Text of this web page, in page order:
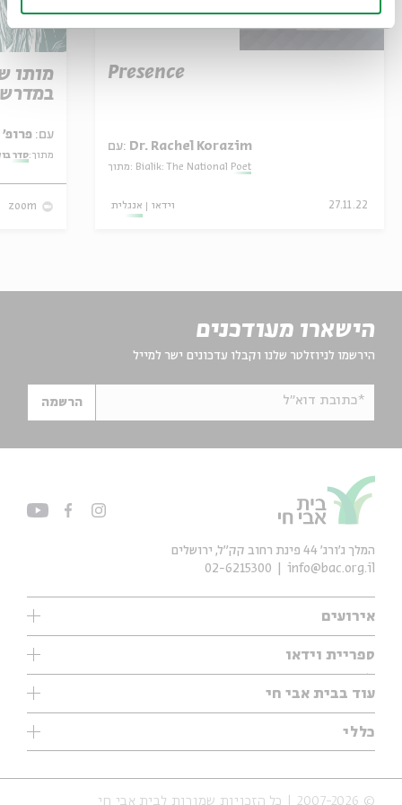
Presence
עם: Dr. Rachel Korazim
מתוך: Bialik: The National Poet
אנגלית וידאו 27.11.22
מותו
עם: פרופ' אביגדור שנאן
מתוך:סדר
zoom
הישארו מעודכנים
הירשמו לניוזלטר שלנו וקבלו עדכונים ישר למייל
*כתובת דוא"ל הרשמה
אירועים
עיון
אנגלית
נוער
סדרות
ספריית וידאו
ילדים
מוזיקה
עיון
מיוחדים
עוד בבית אבי חי
תערוכות
מיוחדים
כללי
אודות
הצהרת נגישות
המלך ג'ורג' 44 פינת רחוב קק״ל, ירושלים
info@bac.org.il
02-6215300
© 2007-2026 | כל הזכויות שמורות לבית אבי חי